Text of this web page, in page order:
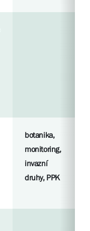
botanika,
monitoring,
invazní
druhy, PPK